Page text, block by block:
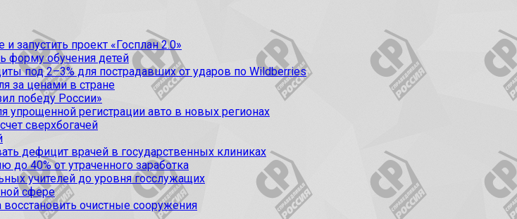
запустить проект «Госплан 2.0»
форму обучения детей
под 2–3% для пострадавших от ударов по Wildberries
за ценами в стране
победу России»
регистрации авто в новых регионах
сверхбогачей
дефицит врачей в государственных клиниках
40% от утраченного заработка
учителей до уровня госслужащих
сфере
очистные сооружения